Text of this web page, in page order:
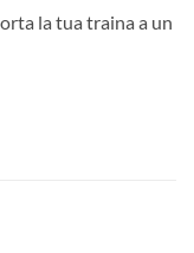
la tua traina a un